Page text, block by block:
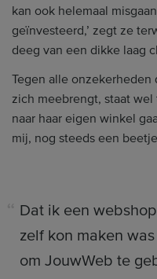
kan ook helemaal
geïnvesteerd,’ zegt ze
deeg van een dikke laag
Tegen alle
zich meebrengt, staat
naar haar eigen winkel
mij, nog steeds een beetje
Dat ik een
zelf kon maken
om JouwWeb te